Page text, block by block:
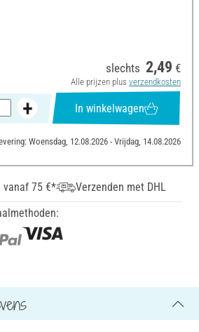
slechts 2,49 €
Alle prijzen plus verzendkosten
In winkelwagen
Woensdag, 12.08.2026 - Vrijdag, 14.08.2026
vanaf 75 €*
Verzenden met DHL